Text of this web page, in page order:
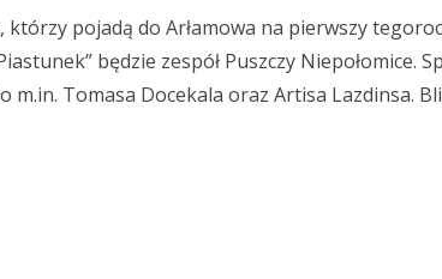
pojadą do Arłamowa na pierwszy
będzie zespół Puszczy Niepołomice.
m.in. Tomasa Docekala oraz Artisa Lazdinsa.